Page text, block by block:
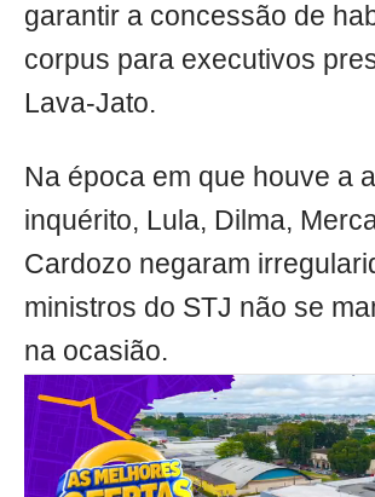
garantir a concessão de
corpus para executivos
Lava-Jato.
Na época em que houve a
inquérito, Lula, Dilma,
Cardozo negaram
ministros do STJ não se
na ocasião.